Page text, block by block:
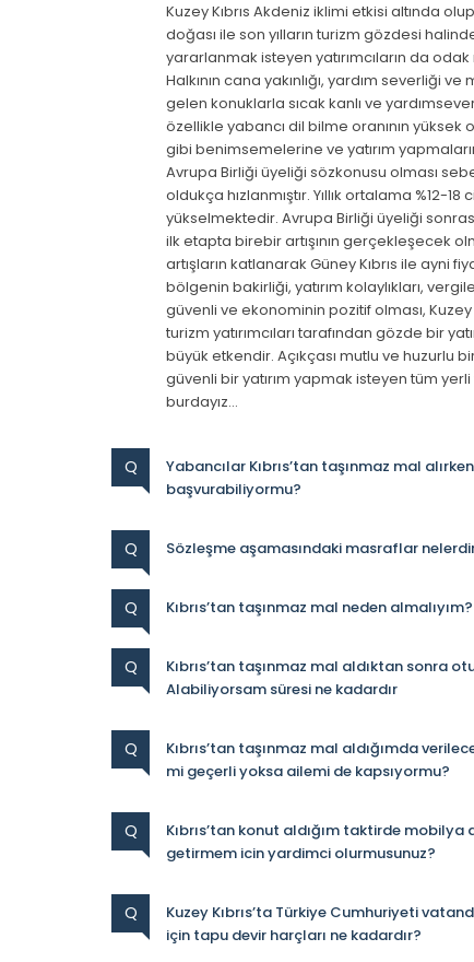
Kuzey Kıbrıs Akdeniz iklimi etkisi altında
doğası ile son yılların turizm gözdesi
yararlanmak isteyen yatırımcıların da odak
Halkının cana yakınlığı, yardım severliği ve
gelen konuklarla sıcak kanlı ve
özellikle yabancı dil bilme oranının yüksek
gibi benimsemelerine ve yatırım
Avrupa Birliği üyeliği sözkonusu olması
oldukça hızlanmıştır. Yıllık ortalama %12-
yükselmektedir. Avrupa Birliği üyeliği sonrası
ilk etapta birebir artışının gerçekleşecek
artışların katlanarak Güney Kıbrıs ile ayni
bölgenin bakirliği, yatırım kolaylıkları,
güvenli ve ekonominin pozitif olması, Kuzey
turizm yatırımcıları tarafından gözde bir
büyük etkendir. Açıkçası mutlu ve huzurlu
güvenli bir yatırım yapmak isteyen tüm
burdayız…
Q
Yabancılar Kıbrıs’tan taşınmaz mal
başvurabiliyormu?
Q Sözleşme aşamasındaki masraflar
Q Kıbrıs’tan taşınmaz mal neden almalıyım?
Q
Kıbrıs’tan taşınmaz mal aldıktan sonra
Alabiliyorsam süresi ne kadardır
Q
Kıbrıs’tan taşınmaz mal aldığımda
mi geçerli yoksa ailemi de kapsıyormu?
Q
Kıbrıs’tan konut aldığım taktirde
getirmem icin yardimci olurmusunuz?
Q
Kuzey Kıbrıs’ta Türkiye Cumhuriyeti
için tapu devir harçları ne kadardır?